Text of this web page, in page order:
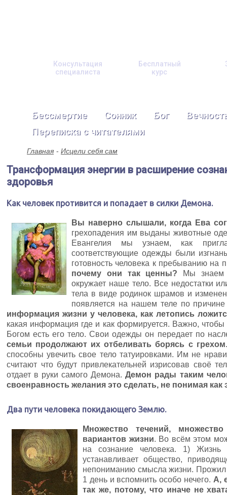
Консультация
специалиста
Бесплатный
курс
Бессмертие Сонник Бог
Переписка с читателями
Главная Исцели себя сам
Трансформация энергии в расширение
здоровья
Как человек противится и попадает в силки Демона.
Вы наверно слышали, когда Ева
грехопадения им выданы животные
Евангелия мы узнаем, как
соответствующие одежды были
готовность человека к пребыванию на
почему они так ценны? Мы знаем
окружает наше тело. Все недостатки
тела в виде родинок шрамов и
появляется на нашем теле по
информация жизни у человека, как летопись
какая информация где и как формируется. Важно,
Богом есть его тело. Свои одежды он передает по
семьи продолжают их отбеливать борясь с грехом
способны увечить свое тело татуировками. Им не
считают что будут привлекательней изрисовав своё
отдает в руки самого Демона.Демон рады таким
своенравность желания это сделать, не понимая как
Два пути человека покидающего Землю.
Множество течений,
вариантов жизни. Во всём этом
на сознание человека. 1) Жизнь
устанавливает общество,
непониманию смысла жизни. Прожил
1 день и вспомнить особо нечего. А,
так же, потому, что иначе не